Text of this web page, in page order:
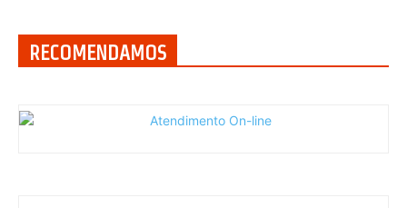
RECOMENDAMOS